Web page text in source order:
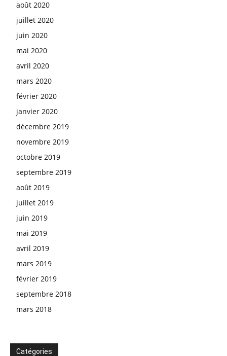
août 2020
juillet 2020
juin 2020
mai 2020
avril 2020
mars 2020
février 2020
janvier 2020
décembre 2019
novembre 2019
octobre 2019
septembre 2019
août 2019
juillet 2019
juin 2019
mai 2019
avril 2019
mars 2019
février 2019
septembre 2018
mars 2018
Catégories